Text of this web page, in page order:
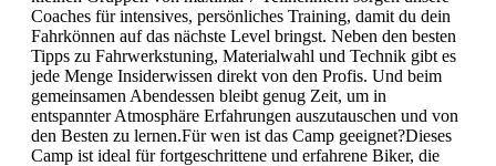
Coaches für intensives, persönliches Training, damit du dein
Fahrkönnen auf das nächste Level bringst. Neben den besten
Tipps zu Fahrwerkstuning, Materialwahl und Technik gibt es
jede Menge Insiderwissen direkt von den Profis. Und beim
gemeinsamen Abendessen bleibt genug Zeit, um in
entspannter Atmosphäre Erfahrungen auszutauschen und von
den Besten zu lernen.Für wen ist das Camp geeignet?Dieses
Camp ist ideal für fortgeschrittene und erfahrene Biker, die